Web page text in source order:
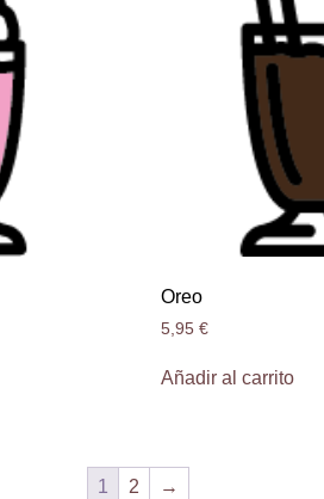
Oreo
5,95€
Añadir al carrito
1 2 →